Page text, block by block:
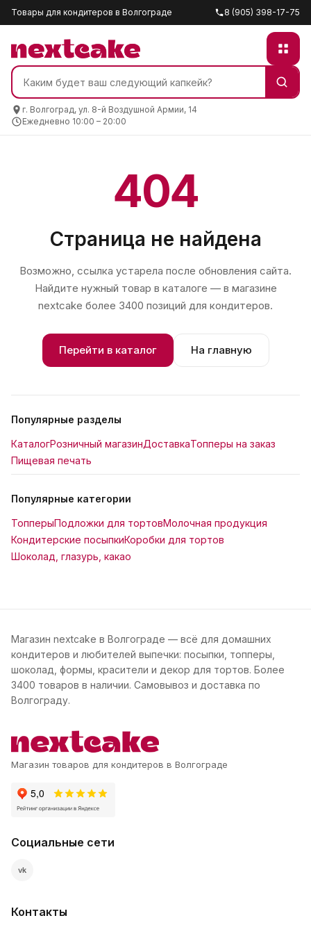
Товары для кондитеров в Волгограде 8 (905) 398-17-75
г. Волгоград, ул. 8-й Воздушной Армии, 14
Ежедневно 10:00 – 20:00
404
Страница не найдена
Возможно, ссылка устарела после обновления сайта.
Найдите нужный товар в каталоге — в магазине
nextcake более 3400 позиций для кондитеров.
Перейти в каталог На главную
Популярные разделы
КаталогРозничный магазинДоставкаТопперы на заказ
Пищевая печать
Популярные категории
ТопперыПодложки для тортовМолочная продукция
Кондитерские посыпкиКоробки для тортов
Шоколад, глазурь, какао
Магазин nextcake в Волгограде — всё для домашних
кондитеров и любителей выпечки: посыпки, топперы,
шоколад, формы, красители и декор для тортов. Более
3400 товаров в наличии. Самовывоз и доставка по
Волгограду.
Магазин товаров для кондитеров в Волгограде
Социальные сети
vk
Контакты